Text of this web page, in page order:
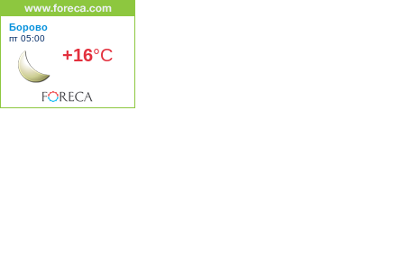
Борово
пт 05:00
+16°C